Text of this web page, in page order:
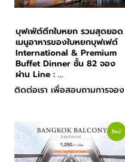
บุฟเฟ่ต์ตึกใบหยก รวมสุดยอด
เมนูอาหารของใบหยกบุฟเฟต์
International & Premium
Buffet Dinner ชั้น 82 จอง
ผ่าน Line : ...
ติดต่อเรา เพื่อสอบถามการจอง
ใหม่